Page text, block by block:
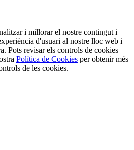
i millorar el nostre contingut i
d'usuari al nostre lloc web i
Pots revisar els controls de cookies
Política de Cookies per obtenir més
de les cookies.